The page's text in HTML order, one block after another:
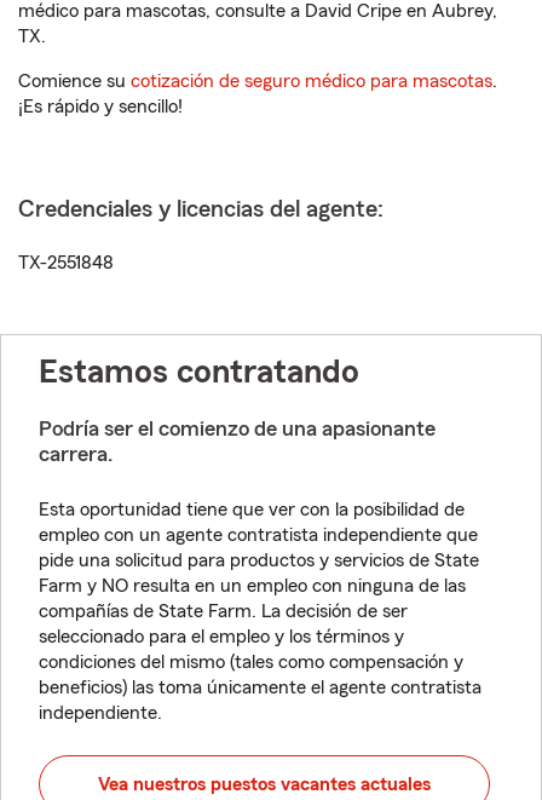
médico para mascotas, consulte a David Cripe en Aubrey,
TX.
Comience su cotización de seguro médico para mascotas.
¡Es rápido y sencillo!
Credenciales y licencias del agente:
TX-2551848
Estamos contratando
Podría ser el comienzo de una apasionante
carrera.
Esta oportunidad tiene que ver con la posibilidad de
empleo con un agente contratista independiente que
pide una solicitud para productos y servicios de State
Farm y NO resulta en un empleo con ninguna de las
compañías de State Farm. La decisión de ser
seleccionado para el empleo y los términos y
condiciones del mismo (tales como compensación y
beneficios) las toma únicamente el agente contratista
independiente.
Vea nuestros puestos vacantes actuales